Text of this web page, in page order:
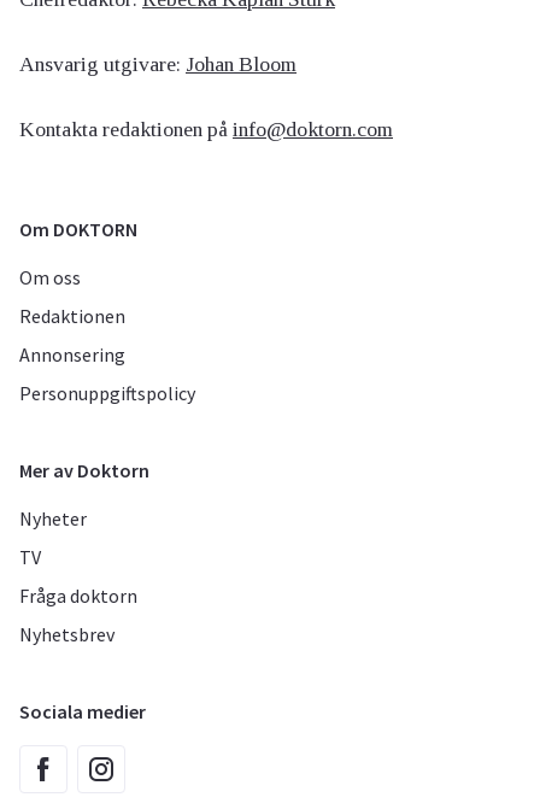
Ansvarig utgivare: Johan Bloom
Kontakta redaktionen på info@doktorn.com
Om DOKTORN
Om oss
Redaktionen
Annonsering
Personuppgiftspolicy
Mer av Doktorn
Nyheter
TV
Fråga doktorn
Nyhetsbrev
Sociala medier